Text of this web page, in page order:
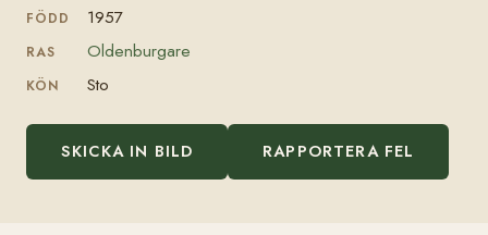
FÖDD 1957
RAS Oldenburgare
KÖN Sto
SKICKA IN BILD RAPPORTERA FEL